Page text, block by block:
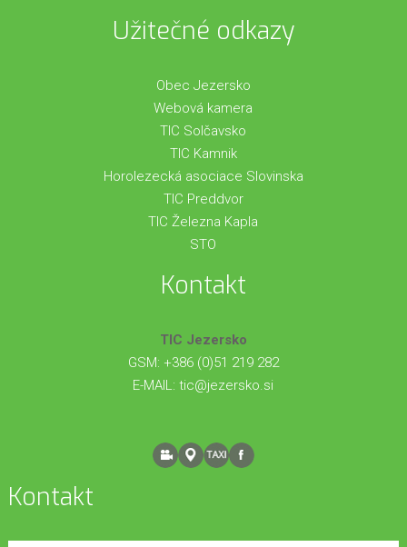
Užitečné odkazy
Obec Jezersko
Webová kamera
TIC Solčavsko
TIC Kamnik
Horolezecká asociace Slovinska
TIC Preddvor
TIC Železna Kapla
STO
Kontakt
TIC Jezersko
GSM: +386 (0)51 219 282
E-MAIL:tic@jezersko.si
Kontakt